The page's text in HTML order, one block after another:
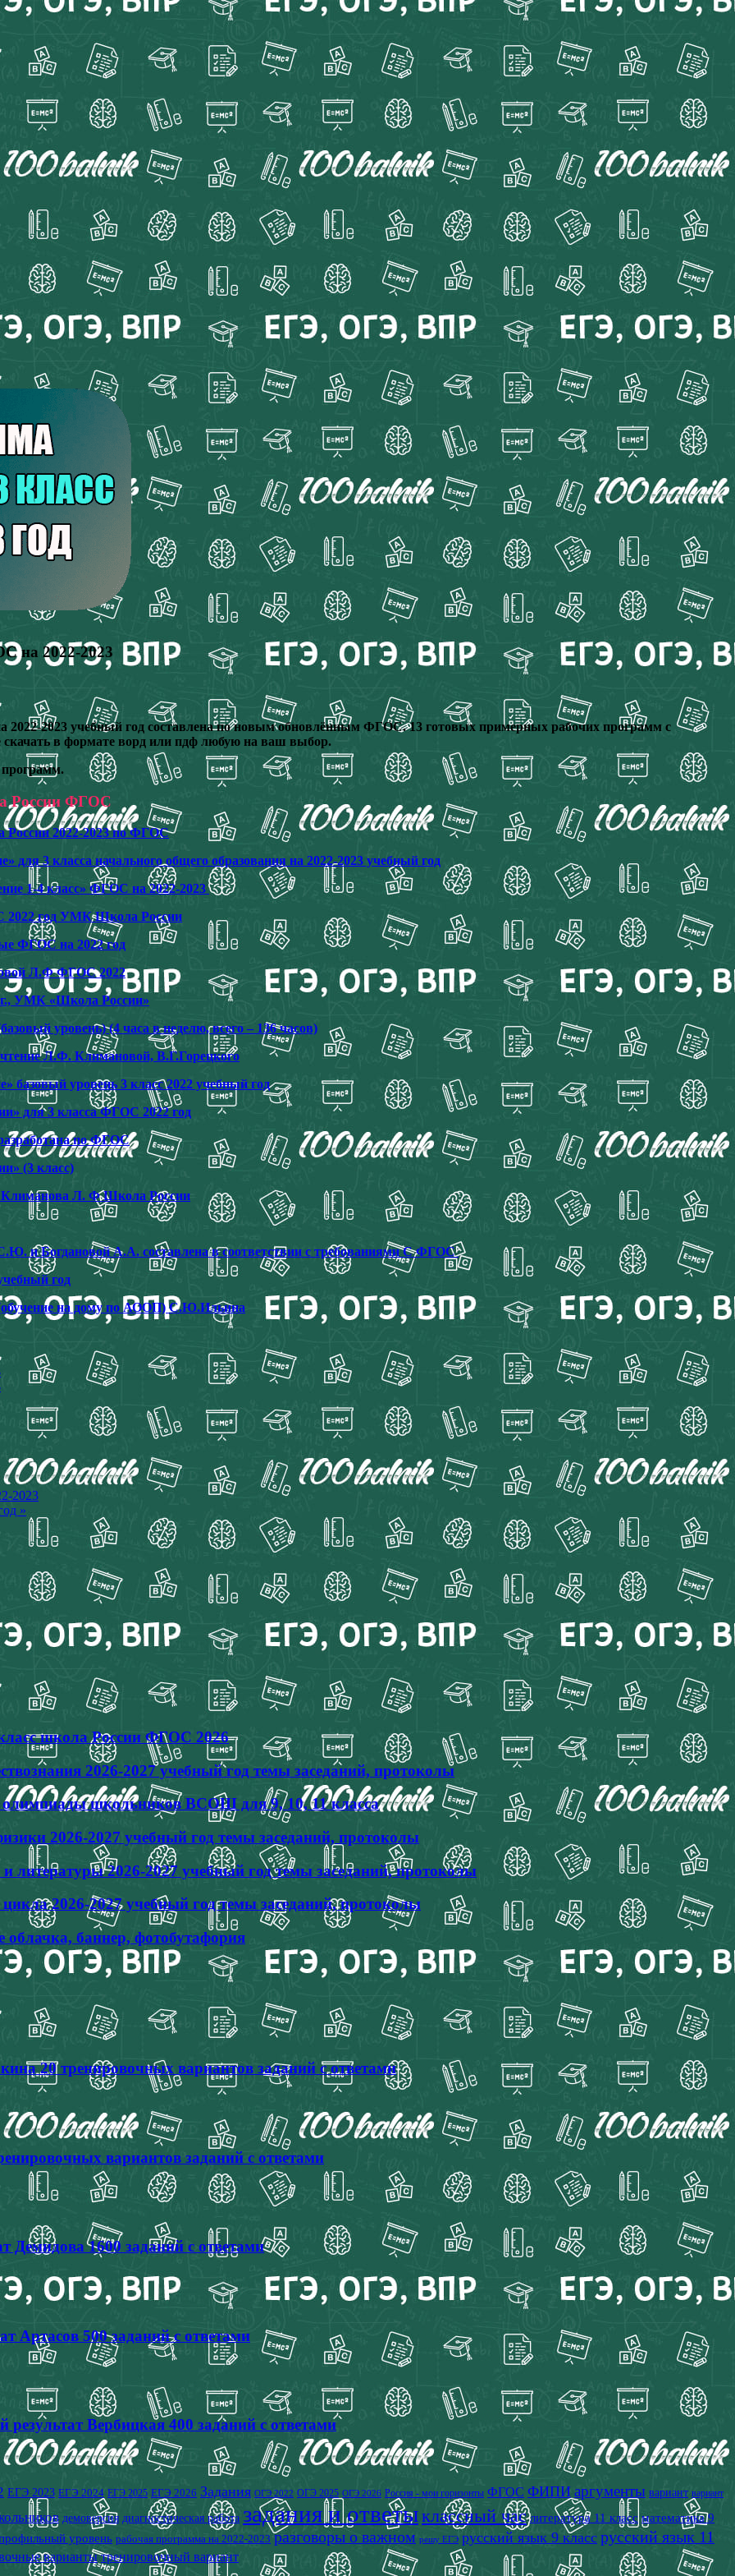
на 2022-2023
2023 учебный год составлена по новым обновлённым ФГОС. 13 готовых примерных рабочих программ с
в формате ворд или пдф любую на ваш выбор.
России ФГОС
России 2022-2023 по ФГОС
для 3 класса начального общего образования на 2022-2023 учебный год
1-4 класс» ФГОС на 2022-2023
2022 год УМК Школа России
ФГОС на 2022 год
Л.Ф ФГОС 2022
УМК «Школа России»
уровень) (4 часа в неделю, всего – 136 часов)
Л.Ф. Климановой, В.Г.Горецкого
уровень 3 класс 2022 учебный год
для 3 класса ФГОС 2022 год
по ФГОС
(3 класс)
Климанова Л. Ф Школа России
и Богдановой А.А. составлена в соответствии с требованиями С ФГОС
год
(обучение на дому по АООП) С.Ю.Ильина
2023
»
школа России ФГОС 2026
2026-2027 учебный год темы заседаний, протоколы
олимпиады школьников ВСОШ для 9, 10, 11 класса
2026-2027 учебный год темы заседаний, протоколы
2026-2027 учебный год темы заседаний, протоколы
2026-2027 учебный год темы заседаний, протоколы
облачка, баннер, фотобутафория
20 тренировочных вариантов заданий с ответами
вариантов заданий с ответами
Демидова 1600 заданий с ответами
Артасов 500 заданий с ответами
Вербицкая 400 заданий с ответами
ЕГЭ 2023 ЕГЭ 2024 ЕГЭ 2025 ЕГЭ 2026 Задания ОГЭ 2022 ОГЭ 2025 ОГЭ 2026 Россия - мои горизонты ФГОС ФИПИ аргументы вариант вариант
демоверсия диагностическая работа задания и ответыклассный час литература 11 класс математика 9
уровень рабочая программа на 2022-2023 разговоры о важном решу ЕГЭ русский язык 9 класс русский язык 11
варианты тренировочный вариант